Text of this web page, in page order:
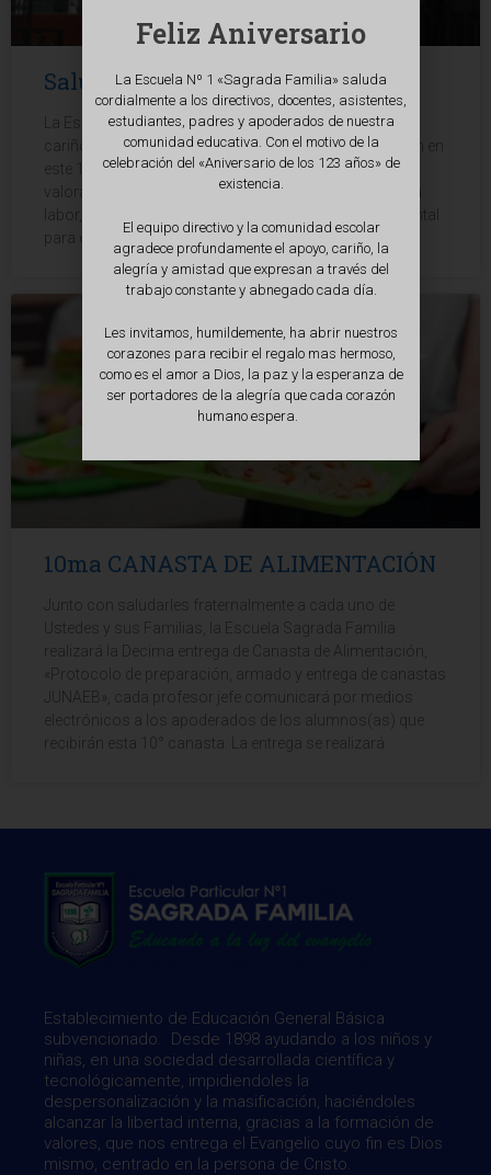
Saludo asistentes de la educación
La Escuela Nº 1 “Sagrada Familia” saluda con especial
cariño y aprecio a todos los asistentes de la educación en
este 1ro de octubre de 2021, donde se reconoce y se
valora la diversidad de funciones que desarrollan en su
labor, el gran aporte y trabajo que realizan es fundamental
para el proceso de enseñanza
10ma CANASTA DE ALIMENTACIÓN
Junto con saludarles fraternalmente a cada uno de
Ustedes y sus Familias, la Escuela Sagrada Familia
realizará la Decima entrega de Canasta de Alimentación,
«Protocolo de preparación, armado y entrega de canastas
JUNAEB», cada profesor jefe comunicará por medios
electrónicos a los apoderados de los alumnos(as) que
recibirán esta 10° canasta. La entrega se realizará
Establecimiento de Educación General Básica
subvencionado. Desde 1898 ayudando a los niños y
niñas, en una sociedad desarrollada científica y
tecnológicamente, impidiendoles la
despersonalización y la masificación, haciéndoles
alcanzar la libertad interna, gracias a la formación de
valores, que nos entrega el Evangelio cuyo fin es Dios
mismo, centrado en la persona de Cristo.
Feliz Aniversario
La Escuela Nº 1 «Sagrada Familia» saluda
cordialmente a los directivos, docentes, asistentes,
estudiantes, padres y apoderados de nuestra
comunidad educativa. Con el motivo de la
celebración del «Aniversario de los 123 años» de
existencia.
El equipo directivo y la comunidad escolar
agradece profundamente el apoyo, cariño, la
alegría y amistad que expresan a través del
trabajo constante y abnegado cada día.
Les invitamos, humildemente, ha abrir nuestros
corazones para recibir el regalo mas hermoso,
como es el amor a Dios, la paz y la esperanza de
ser portadores de la alegría que cada corazón
humano espera.